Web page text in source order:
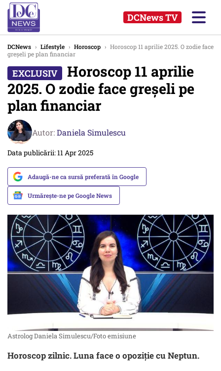
DCNews TV
DCNews › Lifestyle › Horoscop › Horoscop 11 aprilie 2025. O zodie face
greșeli pe plan financiar
Horoscop 11 aprilie
2025. O zodie face greșeli pe
plan financiar
Autor:Daniela Simulescu
Data publicării: 11 Apr 2025
Adaugă-ne ca sursă preferată în Google
Urmărește-ne pe Google News
Astrolog Daniela Simulescu/Foto emisiune
Horoscop zilnic. Luna face o opoziție cu Neptun.